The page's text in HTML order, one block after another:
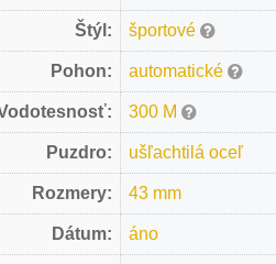
Štýl: športové
Pohon: automatické
300 M
Puzdro: ušľachtilá oceľ
Rozmery: 43 mm
Dátum: áno